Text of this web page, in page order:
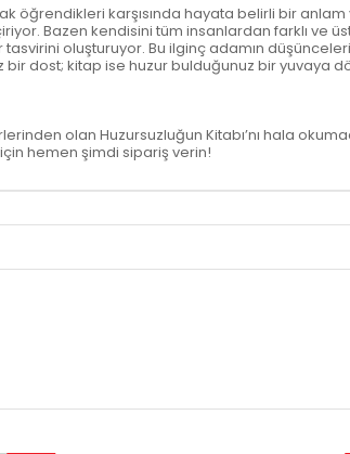
öğrendikleri karşısında hayata belirli bir
Bazen kendisini tüm insanlardan farklı
tasvirini oluşturuyor. Bu ilginç adamın
dost; kitap ise huzur bulduğunuz bir yuvaya
olan Huzursuzluğun Kitabı’nı hala
hemen şimdi sipariş verin!